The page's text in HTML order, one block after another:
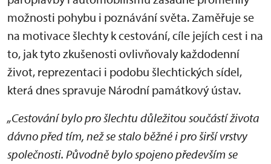
možnosti pohybu i poznávání světa. Zaměřuje se
na motivace šlechty k cestování, cíle jejích cest i na
to, jak tyto zkušenosti ovlivňovaly každodenní
život, reprezentaci i podobu šlechtických sídel,
která dnes spravuje Národní památkový ústav.
„Cestování bylo pro šlechtu důležitou součástí života
dávno před tím, než se stalo běžné i pro širší vrstvy
společnosti. Původně bylo spojeno především se